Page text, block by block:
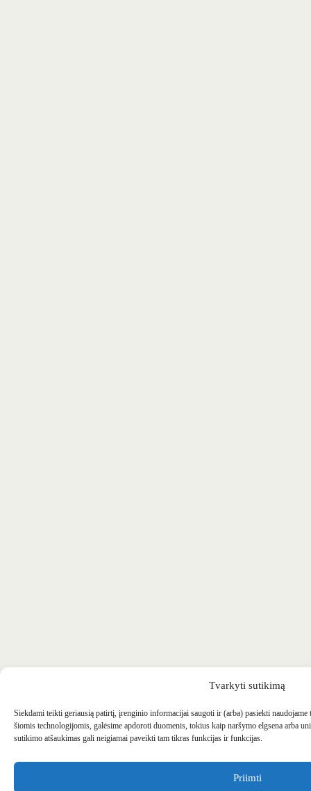
Tvarkyti sutikimą
Siekdami teikti geriausią patirtį, įrenginio informacijai saugoti ir (arba) pasiekti
šiomis technologijomis, galėsime apdoroti duomenis, tokius kaip naršymo elgsena arba
sutikimo atšaukimas gali neigiamai paveikti tam tikras funkcijas ir funkcijas.
Priimti